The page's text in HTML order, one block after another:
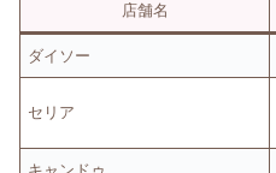
店舗名
ダイソー
セリア